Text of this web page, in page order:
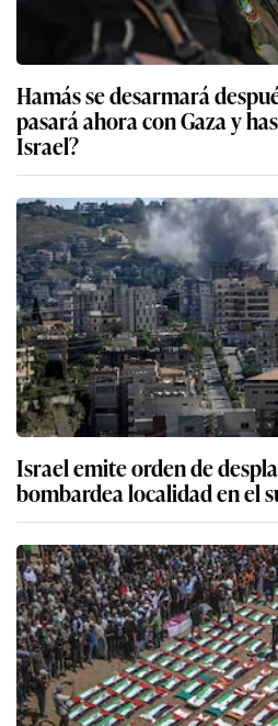
Hamás se desarmará
pasará ahora con Gaza y
Israel?
Israel emite orden de
bombardea localidad en el